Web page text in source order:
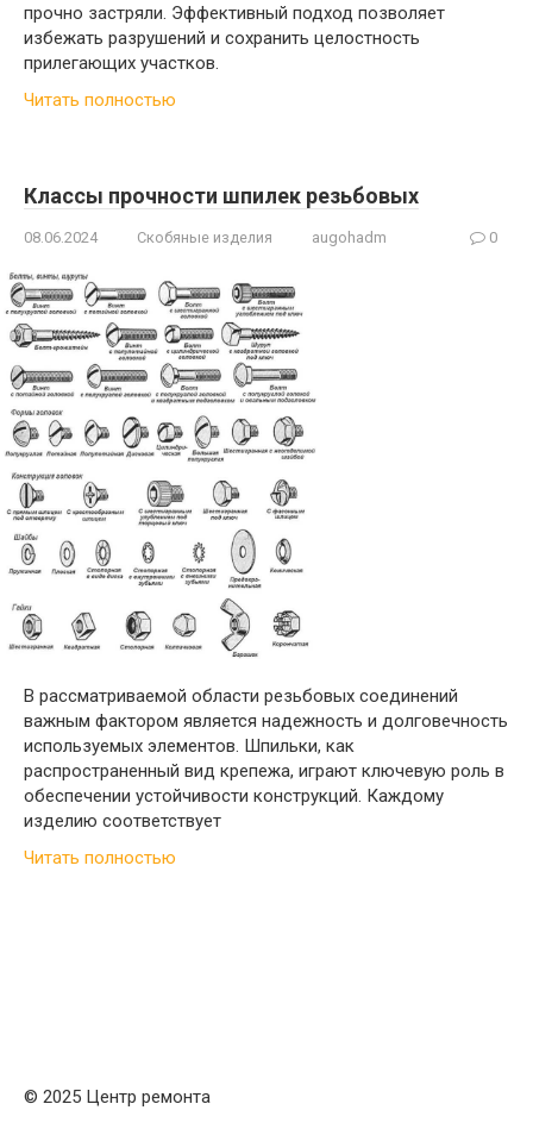
прочно застряли. Эффективный подход позволяет
избежать разрушений и сохранить целостность
прилегающих участков.
Читать полностью
Классы прочности шпилек резьбовых
08.06.2024 Скобяные изделия augohadm 0
В рассматриваемой области резьбовых соединений
важным фактором является надежность и долговечность
используемых элементов. Шпильки, как
распространенный вид крепежа, играют ключевую роль в
обеспечении устойчивости конструкций. Каждому
изделию соответствует
Читать полностью
© 2025 Центр ремонта